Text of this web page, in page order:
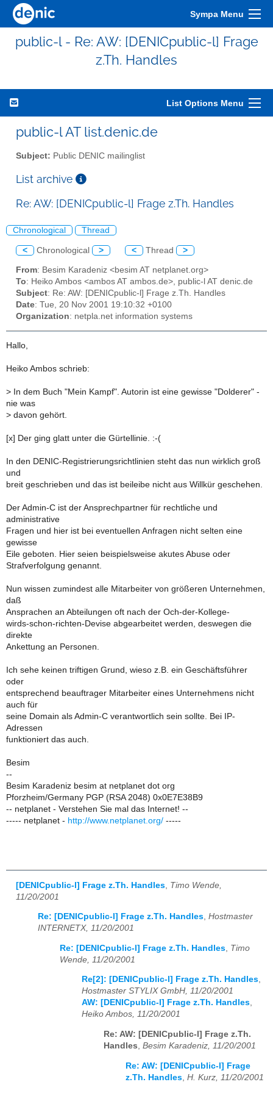
Sympa Menu
public-l - Re: AW: [DENICpublic-l] Frage
z.Th. Handles
List Options Menu
public-l AT list.denic.de
Subject: Public DENIC mailinglist
List archive
Re: AW: [DENICpublic-l] Frage z.Th. Handles
Chronological Thread
< Chronological > < Thread >
From: Besim Karadeniz <besim AT netplanet.org>
To: Heiko Ambos <ambos AT ambos.de>, public-l AT denic.de
Subject: Re: AW: [DENICpublic-l] Frage z.Th. Handles
Date: Tue, 20 Nov 2001 19:10:32 +0100
Organization: netpla.net information systems
Hallo,
Heiko Ambos schrieb:
> In dem Buch "Mein Kampf". Autorin ist eine gewisse "Dolderer" -
nie was
> davon gehört.
[x] Der ging glatt unter die Gürtellinie. :-(
In den DENIC-Registrierungsrichtlinien steht das nun wirklich groß
und
breit geschrieben und das ist beileibe nicht aus Willkür geschehen.
Der Admin-C ist der Ansprechpartner für rechtliche und
administrative
Fragen und hier ist bei eventuellen Anfragen nicht selten eine
gewisse
Eile geboten. Hier seien beispielsweise akutes Abuse oder
Strafverfolgung genannt.
Nun wissen zumindest alle Mitarbeiter von größeren Unternehmen,
daß
Ansprachen an Abteilungen oft nach der Och-der-Kollege-
wirds-schon-richten-Devise abgearbeitet werden, deswegen die
direkte
Ankettung an Personen.
Ich sehe keinen triftigen Grund, wieso z.B. ein Geschäftsführer
oder
entsprechend beauftrager Mitarbeiter eines Unternehmens nicht
auch für
seine Domain als Admin-C verantwortlich sein sollte. Bei IP-
Adressen
funktioniert das auch.
Besim
--
Besim Karadeniz besim at netplanet dot org
Pforzheim/Germany PGP (RSA 2048) 0x0E7E38B9
-- netplanet - Verstehen Sie mal das Internet! --
----- netplanet - http://www.netplanet.org/ -----
[DENICpublic-l] Frage z.Th. Handles Timo Wende,
11/20/2001
Re: [DENICpublic-l] Frage z.Th. Handles, Hostmaster
INTERNETX, 11/20/2001
Re: [DENICpublic-l] Frage z.Th. Handles Timo
Wende, 11/20/2001
Re[2]: [DENICpublic-l] Frage z.Th. Handles,
Hostmaster STYLIX GmbH, 11/20/2001
AW: [DENICpublic-l] Frage z.Th. Handles,
Heiko Ambos, 11/20/2001
Re: AW: [DENICpublic-l] Frage z.Th.
Handles Besim Karadeniz, 11/20/2001
Re: AW: [DENICpublic-l] Frage
z.Th. Handles H. Kurz, 11/20/2001